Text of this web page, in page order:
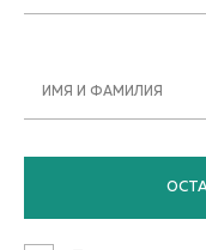
ИМЯ И ФАМИЛИЯ